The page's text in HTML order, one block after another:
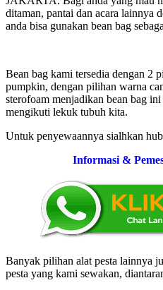
ditaman, pantai dan acara lainnya
anda bisa gunakan bean bag
Bean bag kami tersedia dengan 2
pumpkin, dengan pilihan warna
sterofoam menjadikan bean bag
mengikuti lekuk tubuh kita.
Untuk penyewaannya sialhkan
Informasi &
Banyak pilihan alat pesta lainnya
pesta yang kami sewakan,